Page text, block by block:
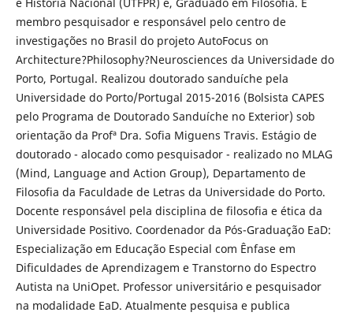
membro pesquisador e responsável pelo centro de
investigações no Brasil do projeto AutoFocus on
Architecture?Philosophy?Neurosciences da Universidade do
Porto, Portugal. Realizou doutorado sanduíche pela
Universidade do Porto/Portugal 2015-2016 (Bolsista CAPES
pelo Programa de Doutorado Sanduíche no Exterior) sob
orientação da Profª Dra. Sofia Miguens Travis. Estágio de
doutorado - alocado como pesquisador - realizado no MLAG
(Mind, Language and Action Group), Departamento de
Filosofia da Faculdade de Letras da Universidade do Porto.
Docente responsável pela disciplina de filosofia e ética da
Universidade Positivo. Coordenador da Pós-Graduação EaD:
Especialização em Educação Especial com Ênfase em
Dificuldades de Aprendizagem e Transtorno do Espectro
Autista na UniOpet. Professor universitário e pesquisador
na modalidade EaD. Atualmente pesquisa e publica